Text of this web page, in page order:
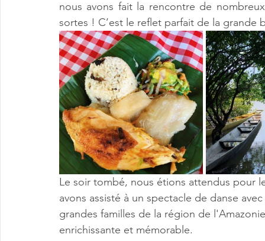
nous avons fait la rencontre de
sortes ! C’est le reflet parfait de la grande
Le soir tombé, nous étions attendus pour
avons assisté à un spectacle de danse
grandes familles de la région de
enrichissante et mémorable.